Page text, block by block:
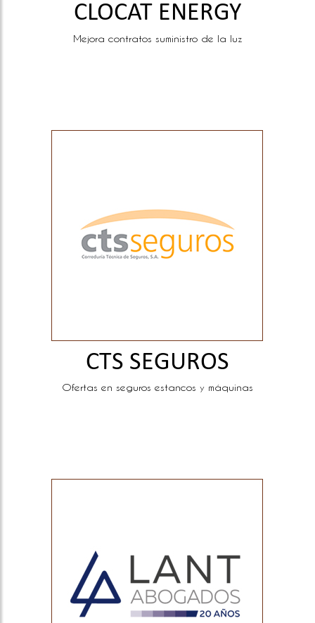
CLOCAT ENERGY
Mejora contratos suministro de la luz
CTS SEGUROS
Ofertas en seguros estancos y máquinas